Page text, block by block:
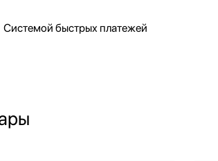
Системой быстрых платежей